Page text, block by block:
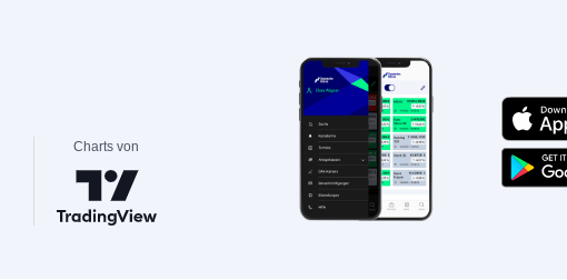
Charts von